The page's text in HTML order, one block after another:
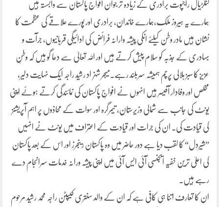
لنگڑیال راجپوت برادری کے زیادہ تر جوان افواج پاکستان سے وابستہ ہیں
ہمارے یہ ہیروز ملک،ہمارے خاندان، برادری اور پورے علاقے کی عظمت کا
نشان ہیں مادر وطن کیلئے انکی پیشہ وارانہ فرائض کی ادائیگی قربانیوں، جرآت و
بہادری کے جذبہ کو سلام پیش کرتے ہیں اور اللہ تعالیٰ سے دعا گو ہیں کہ وطنِ
عزیز کا سبز ہلالی پرچم ہمیشہ سربلند رہے۔میجر شہزاد رشید راجہ ایک نہایت دلیر،
مخلص اور وفادار آفیسر ہیں انہوں نے افواجِ پاکستان کی نمائندگی کرتے ہوئے اپنی
یونٹ کی جانب سے شمالی وزیرستان، تیمرگرہ اور سوات کے محاذوں پر اہم آپریشنز
کی قیادت کی۔ ان کی جرات اور قیادت کے اعتراف میں یونٹ نے انہیں
”شیردل“ کا لقب دیا ہے دور حاضر میں وہ پاکستان رینجرز اور اس کے بعد پاکستان
کی اعلیٰ ترین خفیہ ایجنسی آئی ایس آئی میں اپنی پیشہ ورانہ خدمات سرانجام دے
رہے ہیں۔
ان کا تعارف اتنا ہی کافی ہے کہ ان کے والد سنتری کیپٹن راجہ محمد رشید مرحوم